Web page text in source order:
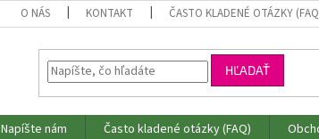
O NÁS KONTAKT ČASTO KLADENÉ OTÁZKY
HĽADAŤ
Napíšte nám Často kladené otázky (FAQ)